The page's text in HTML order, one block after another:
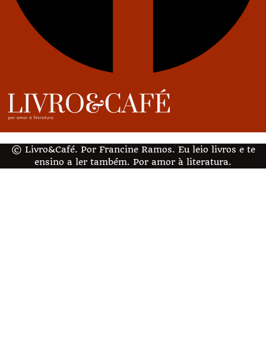
© Livro&Café. Por Francine Ramos. Eu leio livros e te
ensino a ler também. Por amor à literatura.